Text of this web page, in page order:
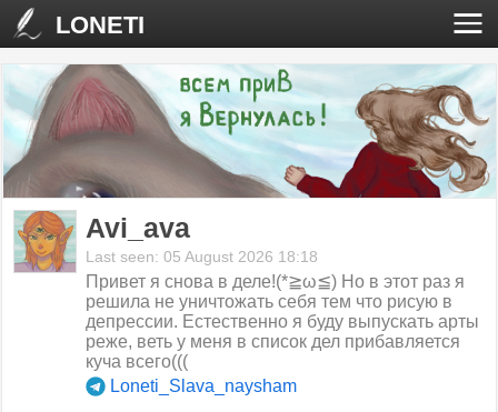
LONETI
Avi_ava
Last seen: 05 August 2026 18:18
Привет я снова в деле!(*≧ω≦) Но в этот раз я
решила не уничтожать себя тем что рисую в
депрессии. Естественно я буду выпускать арты
реже, веть у меня в список дел прибавляется
куча всего(((
Loneti_Slava_naysham